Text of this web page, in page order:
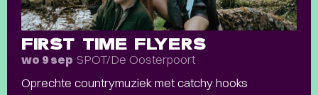
FIRST TIME FLYERS
wo 9 sep SPOT/De Oosterpoort
Oprechte countrymuziek met catchy hooks